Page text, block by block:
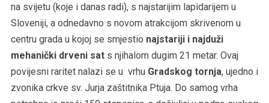
na svijetu (koje i danas radi), s najstarijim lapidarijem u
Sloveniji, a odnedavno s novom atrakcijom skrivenom u
centru grada u kojoj se smjestio najstariji i najduži
mehanički drveni sats njihalom dugim 21 metar. Ovaj
povijesni raritet nalazi se u vrhu Gradskog tornja, ujedno i
zvonika crkve sv. Jurja zaštitnika Ptuja. Do samog vrha